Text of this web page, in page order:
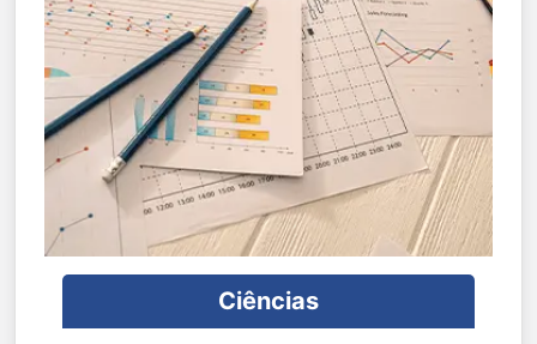
Ciências